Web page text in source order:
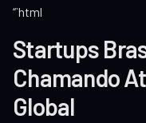
“`html
Startups
Chamando
Global